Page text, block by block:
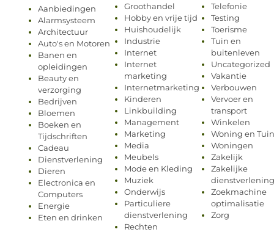
Aanbiedingen
Alarmsysteem
Architectuur
Auto's en Motoren
Banen en
opleidingen
Beauty en
verzorging
Bedrijven
Bloemen
Boeken en
Tijdschriften
Cadeau
Dienstverlening
Dieren
Electronica en
Computers
Energie
Eten en drinken
Groothandel
Hobby en vrije tijd
Huishoudelijk
Industrie
Internet
Internet
marketing
Internetmarketing
Kinderen
Linkbuilding
Management
Marketing
Media
Meubels
Mode en Kleding
Muziek
Onderwijs
Particuliere
dienstverlening
Rechten
Telefonie
Testing
Toerisme
Tuin en
buitenleven
Uncategorized
Vakantie
Verbouwen
Vervoer en
transport
Winkelen
Woning en Tuin
Woningen
Zakelijk
Zakelijke
dienstverlening
Zoekmachine
optimalisatie
Zorg